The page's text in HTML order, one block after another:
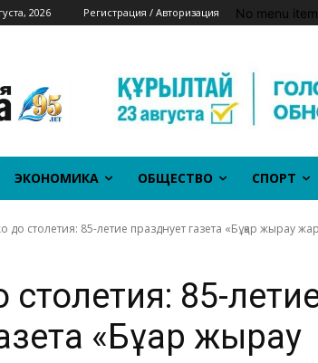
2026 Регистрация / Авторизация No menu
ЭКОНОМИКА ОБЩЕСТВО СПОРТ
до столетия: 85-летие празднует газета «Бұқар жырау
85-
«Бұқар жырау